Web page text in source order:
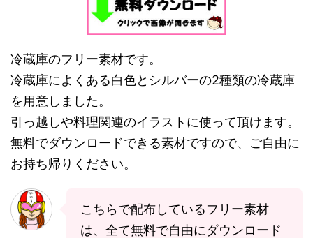
冷蔵庫のフリー素材です。
冷蔵庫によくある白色とシルバーの2種類の冷蔵庫
を用意しました。
引っ越しや料理関連のイラストに使って頂けます。
無料でダウンロードできる素材ですので、ご自由に
お持ち帰りください。
こちらで配布しているフリー素材
は、全て無料で自由にダウンロード